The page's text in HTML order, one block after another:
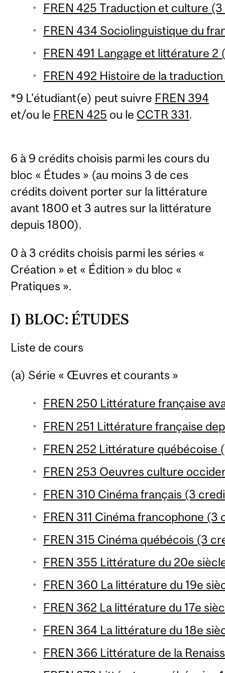
FREN 425 Traduction et culture
FREN 434 Sociolinguistique du
FREN 491 Langage et littérature 2
FREN 492 Histoire de la
*9 L'étudiant(e) peut suivre FREN 394
et/ou le FREN 425 ou le CCTR 331.
6 à 9 crédits choisis parmi les cours du
bloc « Études » (au moins 3 de ces
crédits doivent porter sur la littérature
avant 1800 et 3 autres sur la littérature
depuis 1800).
0 à 3 crédits choisis parmi les séries «
Création » et « Édition » du bloc «
Pratiques ».
I) BLOC: ÉTUDES
Liste de cours
(a) Série « Œuvres et courants »
FREN 250 Littérature française
FREN 251 Littérature française
FREN 252 Littérature québécoise
FREN 253 Oeuvres culture
FREN 310 Cinéma français (3
FREN 311 Cinéma francophone (3
FREN 315 Cinéma québécois (3
FREN 355 Littérature du 20e
FREN 360 La littérature du 19e
FREN 362 La littérature du 17e
FREN 364 La littérature du 18e
FREN 366 Littérature de la